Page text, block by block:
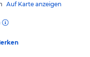
Auf Karte anzeigen